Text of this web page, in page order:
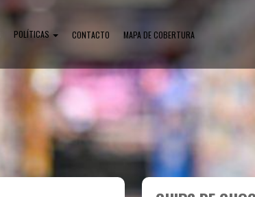
POLÍTICAS CONTACTO MAPA DE COBERTURA